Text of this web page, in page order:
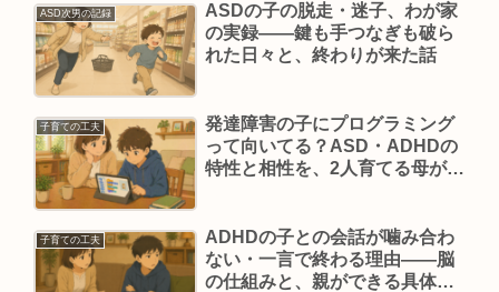
ASD次男の記録
ASDの子の脱走・迷子、わが家
の実録——鍵も手つなぎも破ら
れた日々と、終わりが来た話
子育ての工夫
発達障害の子にプログラミング
って向いてる？ASD・ADHDの
特性と相性を、2人育てる母が考
子育ての工夫
ADHDの子との会話が噛み合わ
ない・一言で終わる理由——脳
の仕組みと、親ができる具体的